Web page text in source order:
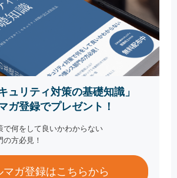
ュリティ対策の基礎知識」
ガ登録でプレゼント！
で何をして良いかわからない
方必見！
マガ登録はこちらから